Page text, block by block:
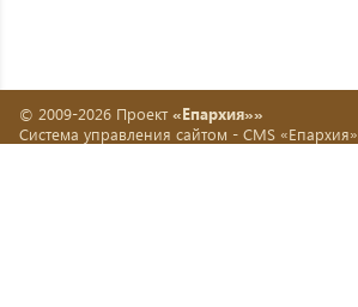
© 2009-2026 Проект «Епархия»»
Система управления сайтом - CMS «Епархия»